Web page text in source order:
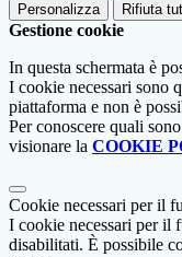
Personalizza Rifiuta
Gestione cookie
In questa schermata è
I cookie necessari sono
piattaforma e non è
Per conoscere quali
visionare la COOKIE
Cookie necessari per il
I cookie necessari per il
disabilitati. È possibile